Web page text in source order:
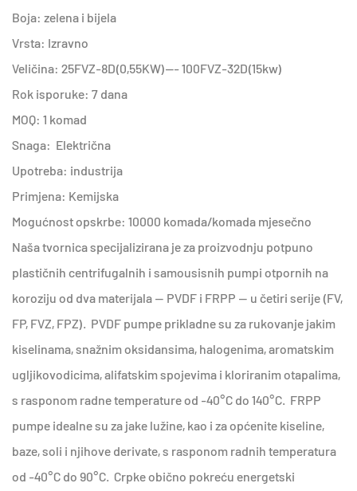
Boja: zelena i bijela
Vrsta: Izravno
Veličina: 25FVZ-8D(0,55KW)--- 100FVZ-32D(15kw)
Rok isporuke: 7 dana
MOQ: 1 komad
Snaga: Električna
Upotreba: industrija
Primjena: Kemijska
Mogućnost opskrbe: 10000 komada/komada mjesečno
Naša tvornica specijalizirana je za proizvodnju potpuno
plastičnih centrifugalnih i samousisnih pumpi otpornih na
koroziju od dva materijala — PVDF i FRPP — u četiri serije (FV,
FP, FVZ, FPZ). PVDF pumpe prikladne su za rukovanje jakim
kiselinama, snažnim oksidansima, halogenima, aromatskim
ugljikovodicima, alifatskim spojevima i kloriranim otapalima,
s rasponom radne temperature od -40°C do 140°C. FRPP
pumpe idealne su za jake lužine, kao i za općenite kiseline,
baze, soli i njihove derivate, s rasponom radnih temperatura
od -40°C do 90°C. Crpke obično pokreću energetski